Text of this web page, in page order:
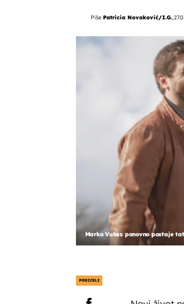
Piše Patricia Novaković/I.G.,
Marko Vukes ponovno postaje
PODIJELI